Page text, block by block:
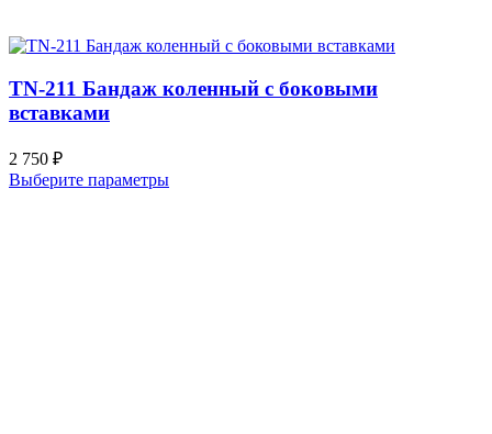
TN-211 Бандаж коленный с боковыми
вставками
2 750 ₽
Выберите параметры